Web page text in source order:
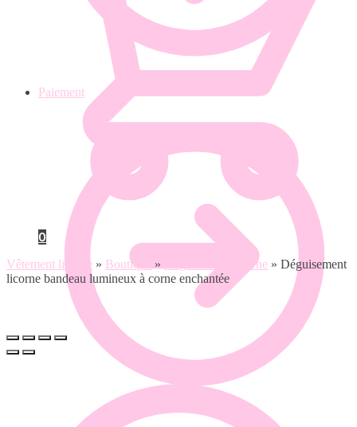
Paiement
0
Vêtement licorne » Boutique » Déguisement licorne » Déguisement
licorne bandeau lumineux à corne enchantée